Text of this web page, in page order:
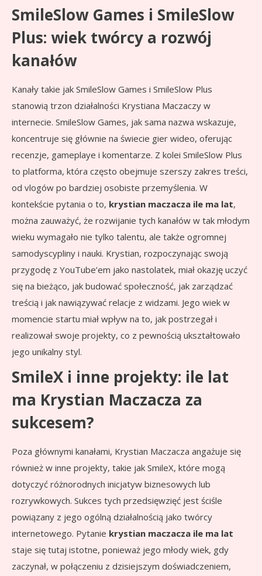
SmileSlow Games i SmileSlow
Plus: wiek twórcy a rozwój
kanałów
Kanały takie jak SmileSlow Games i SmileSlow Plus
stanowią trzon działalności Krystiana Maczaczy w
internecie. SmileSlow Games, jak sama nazwa wskazuje,
koncentruje się głównie na świecie gier wideo, oferując
recenzje, gameplaye i komentarze. Z kolei SmileSlow Plus
to platforma, która często obejmuje szerszy zakres treści,
od vlogów po bardziej osobiste przemyślenia. W
kontekście pytania o to, krystian maczacza ile ma lat,
można zauważyć, że rozwijanie tych kanałów w tak młodym
wieku wymagało nie tylko talentu, ale także ogromnej
samodyscypliny i nauki. Krystian, rozpoczynając swoją
przygodę z YouTube’em jako nastolatek, miał okazję uczyć
się na bieżąco, jak budować społeczność, jak zarządzać
treścią i jak nawiązywać relacje z widzami. Jego wiek w
momencie startu miał wpływ na to, jak postrzegał i
realizował swoje projekty, co z pewnością ukształtowało
jego unikalny styl.
SmileX i inne projekty: ile lat
ma Krystian Maczacza za
sukcesem?
Poza głównymi kanałami, Krystian Maczacza angażuje się
również w inne projekty, takie jak SmileX, które mogą
dotyczyć różnorodnych inicjatyw biznesowych lub
rozrywkowych. Sukces tych przedsięwzięć jest ściśle
powiązany z jego ogólną działalnością jako twórcy
internetowego. Pytanie krystian maczacza ile ma lat
staje się tutaj istotne, ponieważ jego młody wiek, gdy
zaczynał, w połączeniu z dzisiejszym doświadczeniem,